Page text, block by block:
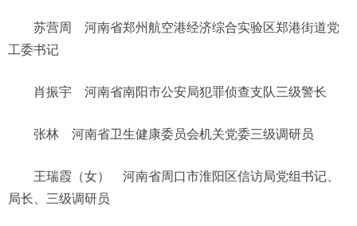
苏营周 河南省郑州航空港经济综合实验区郑港街道党
工委书记
肖振宇 河南省南阳市公安局犯罪侦查支队三级警长
张林 河南省卫生健康委员会机关党委三级调研员
王瑞霞（女） 河南省周口市淮阳区信访局党组书记、
局长、三级调研员